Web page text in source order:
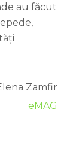
au făcut
Zamfir
eMAG